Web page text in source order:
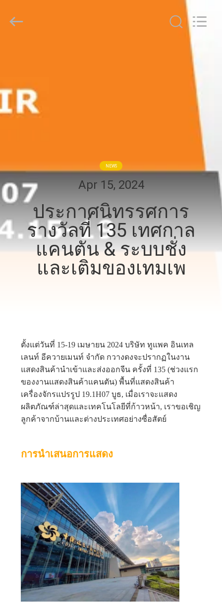
สินค้า
เรา
โรงงาน
ติดต่อ
ข่าว
กรณี
ต่างๆ
ขอ
ทุน
แผนผัง
เว็บไซต์
INTELLIGENT
EQUIPMENT
NEWS
Apr 15, 2024
ประกาศนิทรรศการ
รางวัลที่ 135 เทศกาล
แคนตัน & ระบบชั่ง
และเติมของเทมเพ
ตั้งแต่วันที่ 15-19 เมษายน 2024 บริษัท ทูแพค อินเทล
เลนท์ อีควายเมนท์ จํากัด กวางดงจะปรากฏในงาน
แสดงสินค้านําเข้าและส่งออกจีน ครั้งที่ 135 (ช่วงแรก
ของงานแสดงสินค้าแคนตัน) พื้นที่แสดงสินค้า
เครื่องจักรแปรรูป 19.1H07 บูธ, เมื่อเราจะแสดง
ผลิตภัณฑ์ล่าสุดและเทคโนโลยีที่ก้าวหน้า, เราขอเชิญ
ลูกค้าจากบ้านและต่างประเทศอย่างซื่อสัตย์
การนําเสนอการแสดง